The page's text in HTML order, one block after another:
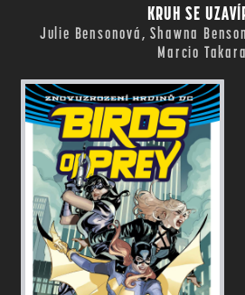
KRUH SE
Julie Bensonová, Shawna
Marcio Takara